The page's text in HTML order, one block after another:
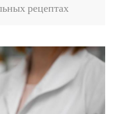
рецептах